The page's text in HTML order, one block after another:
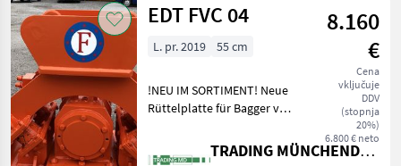
EDT FVC 04
8.160
€
Cena
vključuje
DDV
(stopnja
20%)
6.800 € neto
L. pr. 2019 55 cm
!NEU IM SORTIMENT! Neue
Rüttelplatte für Bagger von
Gradbeni stroji Vibro plošče
TRADING MÜNCHENDORF Handels GmbH